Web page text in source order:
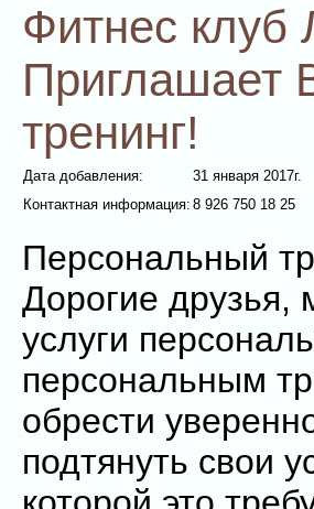
Фитнес клуб
Приглашает
тренинг!
Дата добавления:
31 января 2017г.
Контактная информация:8 926 750 18 25
Персональный
Дорогие
услуги
персональным
обрести
подтянуть свои